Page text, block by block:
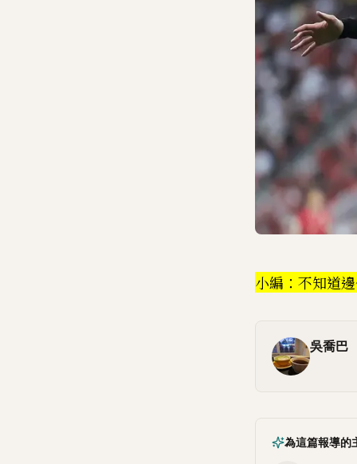
小編：不知道
吳喬巴
為這篇報導的